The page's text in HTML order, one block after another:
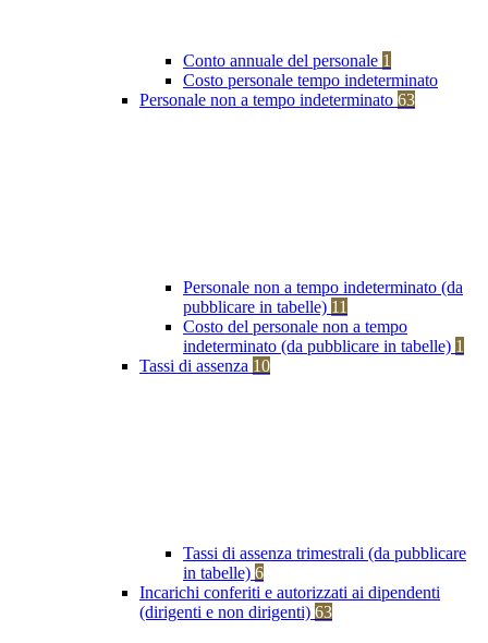
Conto annuale del personale 1
Costo personale tempo indeterminato
Personale non a tempo indeterminato 63
Personale non a tempo indeterminato (da
pubblicare in tabelle) 11
Costo del personale non a tempo
indeterminato (da pubblicare in tabelle) 1
Tassi di assenza 10
Tassi di assenza trimestrali (da pubblicare
in tabelle) 6
Incarichi conferiti e autorizzati ai dipendenti
(dirigenti e non dirigenti) 63